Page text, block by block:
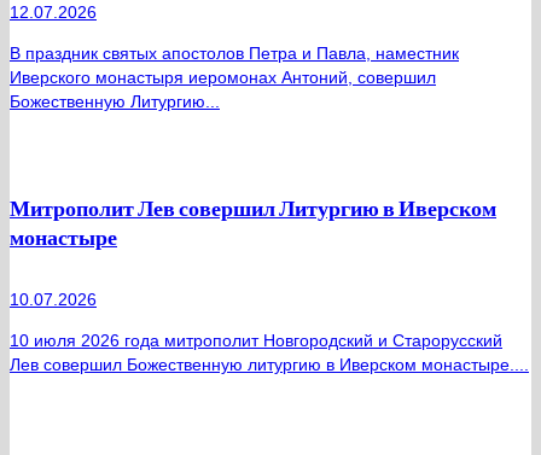
12.07.2026
В праздник святых апостолов Петра и Павла, наместник
Иверского монастыря иеромонах Антоний, совершил
Божественную Литургию...
Митрополит Лев совершил Литургию в Иверском
монастыре
10.07.2026
10 июля 2026 года митрополит Новгородский и Старорусский
Лев совершил Божественную литургию в Иверском монастыре....